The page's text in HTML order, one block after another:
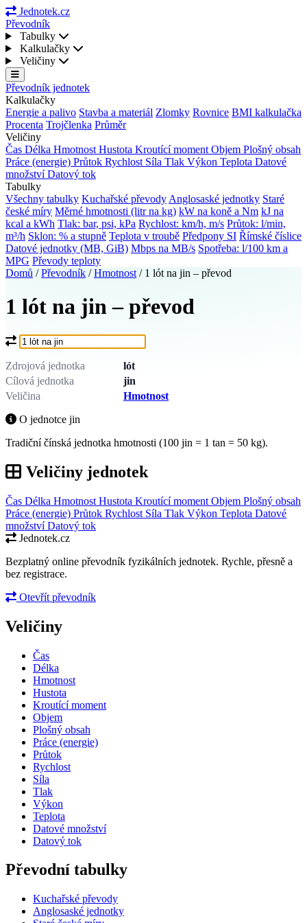
Jednotek.cz
Převodník
Tabulky
Kalkulačky
Veličiny
Převodník jednotek
Kalkulačky
Energie a palivo Stavba a materiál Zlomky Rovnice BMI kalkulačka
Procenta Trojčlenka Průměr
Veličiny
Čas Délka Hmotnost Hustota Kroutící moment Objem Plošný obsah
Práce (energie) Průtok Rychlost Síla Tlak Výkon Teplota Datové
množstvíDatový tok
Tabulky
Všechny tabulky Kuchařské převody Anglosaské jednotky Staré
české míry Měrné hmotnosti (litr na kg) kW na koně a Nm kJ na
kcal a kWh Tlak: bar, psi, kPa Rychlost: km/h, m/s Průtok: l/min,
m³/h Sklon: % a stupně Teplota v troubě Předpony SI Římské číslice
Datové jednotky (MB, GiB) Mbps na MB/s Spotřeba: l/100 km a
MPG Převody teploty
Domů / Převodník / Hmotnost / 1 lót na jin – převod
1 lót na jin – převod
Co chcete převést?
Zdrojová jednotka
lót
Cílová jednotka
jin
Veličina
Hmotnost
O jednotce jin
Tradiční čínská jednotka hmotnosti (100 jin = 1 tan = 50 kg).
Veličiny jednotek
Čas Délka Hmotnost Hustota Kroutící moment Objem Plošný obsah
Práce (energie) Průtok Rychlost Síla Tlak Výkon Teplota Datové
množstvíDatový tok
Jednotek.cz
Bezplatný online převodník fyzikálních jednotek. Rychle, přesně a
bez registrace.
Otevřít převodník
Veličiny
Čas
Délka
Hmotnost
Hustota
Kroutící moment
Objem
Plošný obsah
Práce (energie)
Průtok
Rychlost
Síla
Tlak
Výkon
Teplota
Datové množství
Datový tok
Převodní tabulky
Kuchařské převody
Anglosaské jednotky